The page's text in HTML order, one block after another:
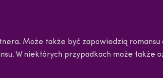
Może także być zapowiedzią romansu
W niektórych przypadkach może także